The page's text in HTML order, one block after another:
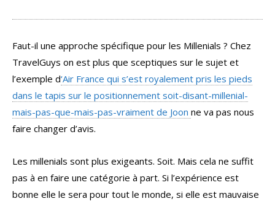
Faut-il une approche spécifique pour les Millenials ? Chez
TravelGuys on est plus que sceptiques sur le sujet et
l’exemple d‘Air France qui s’est royalement pris les pieds
dans le tapis sur le positionnement soit-disant-millenial-
mais-pas-que-mais-pas-vraiment de Joon ne va pas nous
faire changer d’avis.
Les millenials sont plus exigeants. Soit. Mais cela ne suffit
pas à en faire une catégorie à part. Si l’expérience est
bonne elle le sera pour tout le monde, si elle est mauvaise